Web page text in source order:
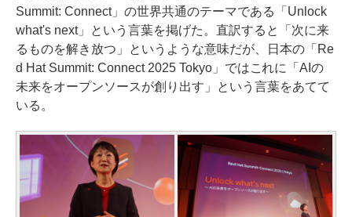
Summit: Connect」の世界共通のテーマである「Unlock
what's next」という言葉を掲げた。直訳すると「次に来
るものを解き放つ」というような意味だが、日本の「Re
d Hat Summit: Connect 2025 Tokyo」ではこれに「AIの
未来をオープンソースが創り出す」という言葉をあてて
いる。